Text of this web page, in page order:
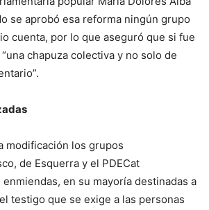
se aprobó esa reforma ningún grupo
cuenta, por lo que aseguró que si fue
“una chapuza colectiva y no solo de
modificación los grupos
de Esquerra y el PDECat
en su mayoría destinadas a
testigo que se exige a las personas